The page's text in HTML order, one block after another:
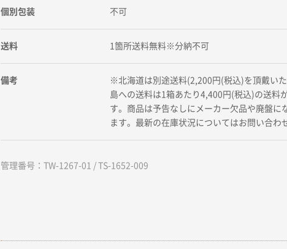
個別包装 不可
送料 1箇所送料無料※分納不可
備考
※北海道は別途送料(2,200円(税込)を頂戴い
島への送料は1箱あたり4,400円(税込)の送料
す。商品は予告なしにメーカー欠品や廃盤に
ます。最新の在庫状況についてはお問い合わ
管理番号：TW-1267-01 / TS-1652-009